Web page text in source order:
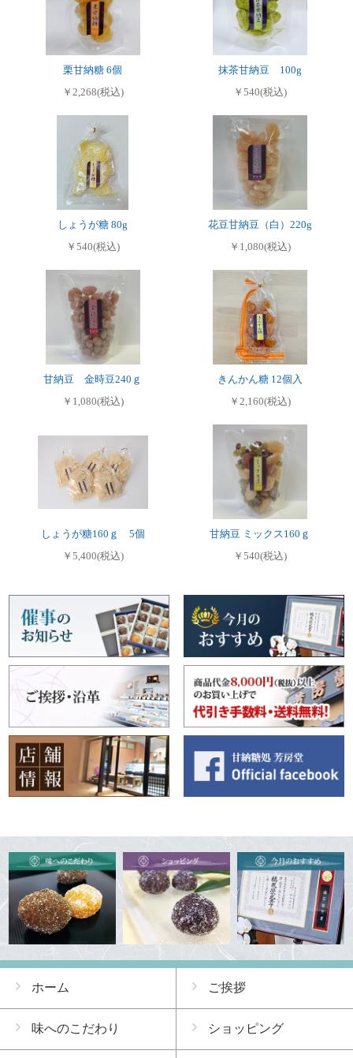
栗甘納糖 6個
￥2,268(税込)
抹茶甘納豆 100g
￥540(税込)
しょうが糖 80g
￥540(税込)
花豆甘納豆（白）220g
￥1,080(税込)
甘納豆 金時豆240ｇ
￥1,080(税込)
きんかん糖 12個入
￥2,160(税込)
しょうが糖160ｇ 5個
￥5,400(税込)
甘納豆 ミックス160ｇ
￥540(税込)
ホーム ご挨拶
味へのこだわり ショッピング